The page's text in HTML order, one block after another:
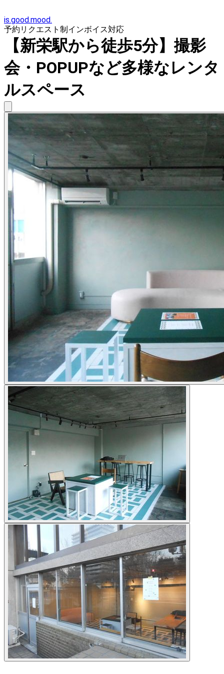
is.good.mood.
予約リクエスト制インボイス対応
【新栄駅から徒歩5分】撮影
会・POPUPなど多様なレンタ
ルスペース